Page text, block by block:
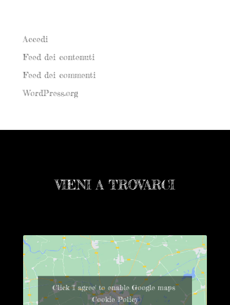
Accedi
Feed dei contenuti
Feed dei commenti
WordPress.org
VIENI A TROVARCI
Click 'I agree' to enable Google maps
Cookie Policy